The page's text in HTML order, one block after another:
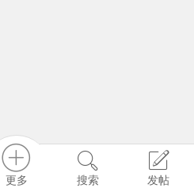
更多 搜索 发帖